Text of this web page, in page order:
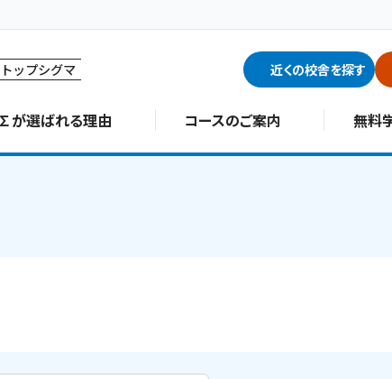
トップシグマ 近くの校舎を探す
が選ばれる理由 コースのご案内 無料